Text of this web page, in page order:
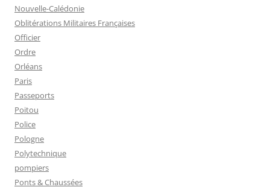
Nouvelle-Calédonie
Oblitérations Militaires Françaises
Officier
Ordre
Orléans
Paris
Passeports
Poitou
Police
Pologne
Polytechnique
pompiers
Ponts & Chaussées